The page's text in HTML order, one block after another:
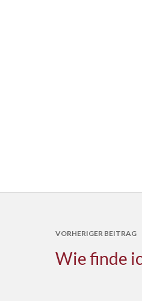
VORHERIGER BEITRAG
Wie finde